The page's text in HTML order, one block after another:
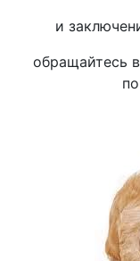
и
обращайтесь